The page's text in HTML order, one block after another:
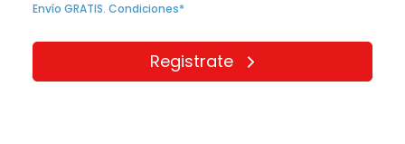
Envío GRATIS. Condiciones*
Registrate